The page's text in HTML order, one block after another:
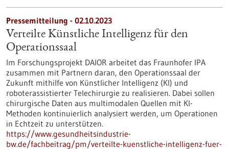
Pressemitteilung - 02.10.2023
Verteilte Künstliche Intelligenz für den
Operationssaal
Im Forschungsprojekt DAIOR arbeitet das Fraunhofer IPA
zusammen mit Partnern daran, den Operationssaal der
Zukunft mithilfe von Künstlicher Intelligenz (KI) und
roboterassistierter Telechirurgie zu realisieren. Dabei sollen
chirurgische Daten aus multimodalen Quellen mit KI-
Methoden kontinuierlich analysiert werden, um Operationen
in Echtzeit zu unterstützen.
https://www.gesundheitsindustrie-
bw.de/fachbeitrag/pm/verteilte-kuenstliche-intelligenz-fuer-